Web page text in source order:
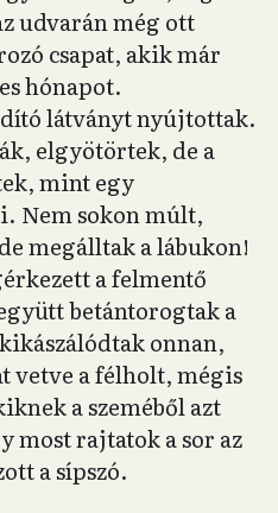
udvarán még ott
csapat, akik már
hónapot.
látványt nyújtottak.
elgyötörtek, de a
mint egy
Nem sokon múlt,
megálltak a lábukon!
a felmentő
betántorogtak a
onnan,
vetve a félholt, mégis
a szeméből azt
most rajtatok a sor az
a sípszó.